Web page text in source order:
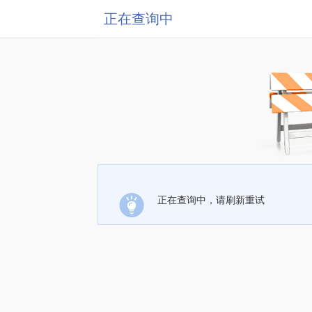
正在查询中
正在查询中，请刷新重试